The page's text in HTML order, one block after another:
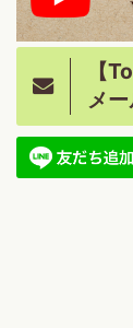
【
メ